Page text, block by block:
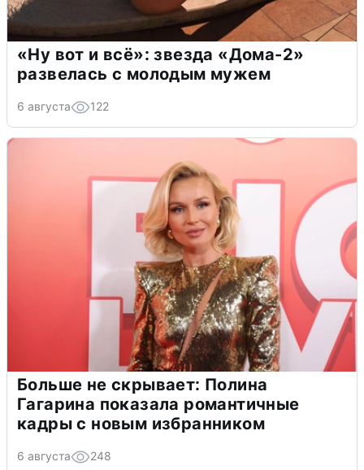
«Ну вот и всё»: звезда «Дома-2»
развелась с молодым мужем
6 августа 122
Больше не скрывает: Полина
Гагарина показала романтичные
кадры с новым избранником
6 августа 248